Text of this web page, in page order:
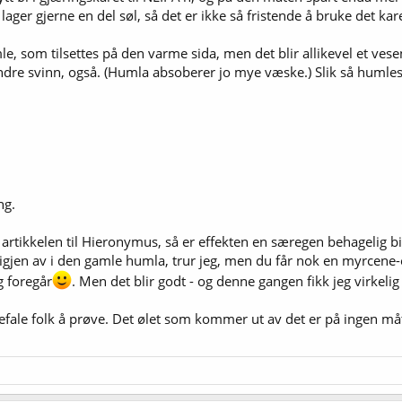
gjerne en del søl, så det er ikke så fristende å bruke det
som tilsettes på den varme sida, men det blir allikevel et
svinn, også. (Humla absoberer jo mye væske.) Slik så
til Hieronymus, så er effekten en særegen behagelig
av i den gamle humla, trur jeg, men du får nok en
foregår
. Men det blir godt - og denne gangen fikk jeg
folk å prøve. Det ølet som kommer ut av det er på ingen